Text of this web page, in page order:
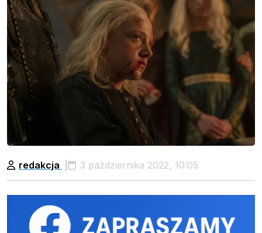
redakcja 3 października 2022, 10:05